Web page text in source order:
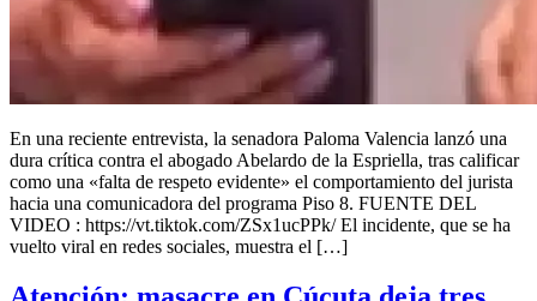
En una reciente entrevista, la senadora Paloma Valencia lanzó una
dura crítica contra el abogado Abelardo de la Espriella, tras calificar
como una «falta de respeto evidente» el comportamiento del jurista
hacia una comunicadora del programa Piso 8. FUENTE DEL
VIDEO : https://vt.tiktok.com/ZSx1ucPPk/ El incidente, que se ha
vuelto viral en redes sociales, muestra el […]